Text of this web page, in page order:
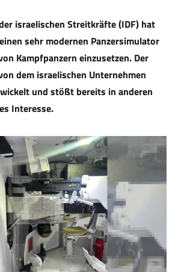
der israelischen Streitkräfte (IDF) hat
sehr modernen Panzersimulator
Kampfpanzern einzusetzen. Der
dem israelischen Unternehmen
und stößt bereits in anderen
Interesse.